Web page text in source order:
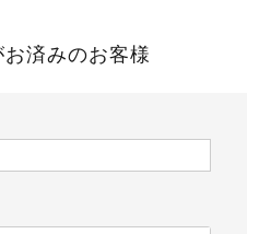
済みのお客様